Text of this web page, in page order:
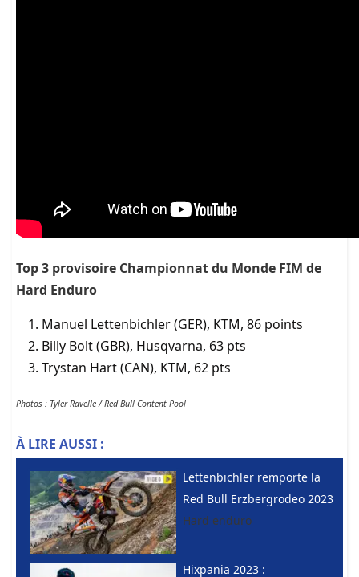
Top 3 provisoire Championnat du Monde FIM de
Hard Enduro
Manuel Lettenbichler (GER), KTM, 86 points
Billy Bolt (GBR), Husqvarna, 63 pts
Trystan Hart (CAN), KTM, 62 pts
Photos : Tyler Ravelle / Red Bull Content Pool
À LIRE AUSSI :
Lettenbichler remporte la
Red Bull Erzbergrodeo 2023
Hard enduro
Hixpania 2023 :